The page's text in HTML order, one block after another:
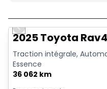
Previous slide
2025 Toyota Rav4
Traction intégrale,
Essence
36 062 km